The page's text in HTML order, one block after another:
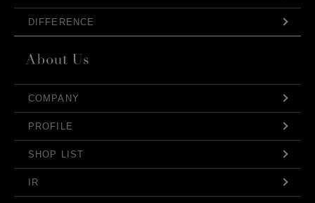
DIFFERENCE
COMPANY
PROFILE
SHOP LIST
IR